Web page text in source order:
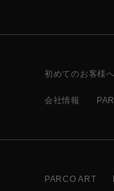
初めてのお客様へ
会社情報
PARCO ART